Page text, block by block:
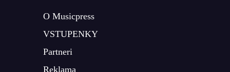
O Musicpress
VSTUPENKY
Partneri
Reklama